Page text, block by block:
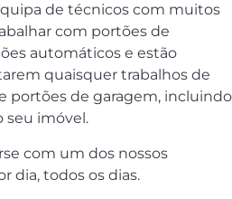
de técnicos com muitos
com portões de
automáticos e estão
quaisquer trabalhos de
portões de garagem, incluindo
seu imóvel.
com um dos nossos
dia, todos os dias.